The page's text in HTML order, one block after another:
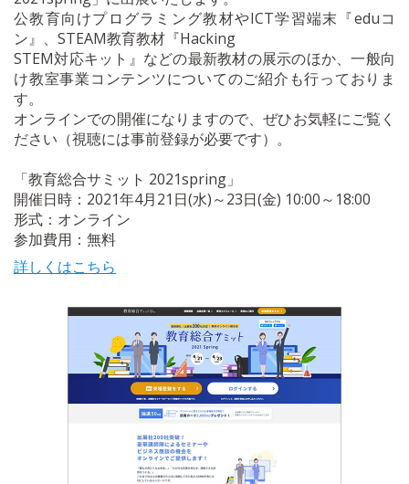
公教育向けプログラミング教材やICT学習端末『eduコ
ン』、STEAM教育教材『Hacking
STEM対応キット』などの最新教材の展示のほか、一般向
け教室事業コンテンツについてのご紹介も行っておりま
す。
オンラインでの開催になりますので、ぜひお気軽にご覧く
ださい（視聴には事前登録が必要です）。
「教育総合サミット 2021spring」
開催日時：2021年4月21日(水)～23日(金) 10:00～18:00
形式：オンライン
参加費用：無料
詳しくはこちら